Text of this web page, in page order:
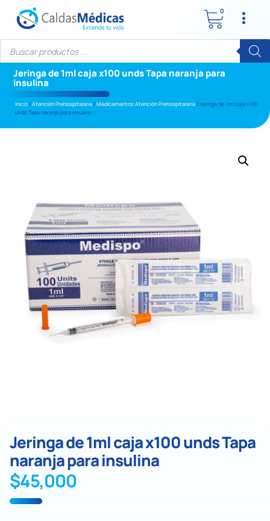
0
Jeringa de 1ml caja x100 unds Tapa naranja para
insulina
Inicio/Atención Prehospitalaria/Medicamentos Atención Prehospitalaria/ Jeringa de 1ml caja x100
unds Tapa naranja para insulina
Jeringa de 1ml caja x100 unds Tapa
naranja para insulina
$45,000